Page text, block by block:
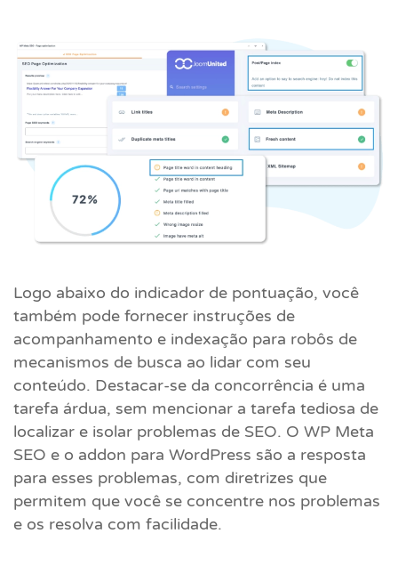
Logo abaixo do indicador de pontuação, você
também pode fornecer instruções de
acompanhamento e indexação para robôs de
mecanismos de busca ao lidar com seu
conteúdo. Destacar-se da concorrência é uma
tarefa árdua, sem mencionar a tarefa tediosa de
localizar e isolar problemas de SEO. O WP Meta
SEO e o addon para WordPress são a resposta
para esses problemas, com diretrizes que
permitem que você se concentre nos problemas
e os resolva com facilidade.